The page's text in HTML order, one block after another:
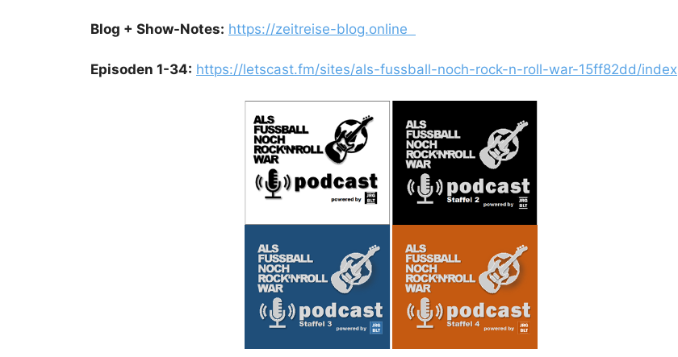
Blog + Show-Notes: https://zeitreise-blog.online
Episoden 1-34: https://letscast.fm/sites/als-fussball-noch-rock-n-roll-war-15ff82dd/index